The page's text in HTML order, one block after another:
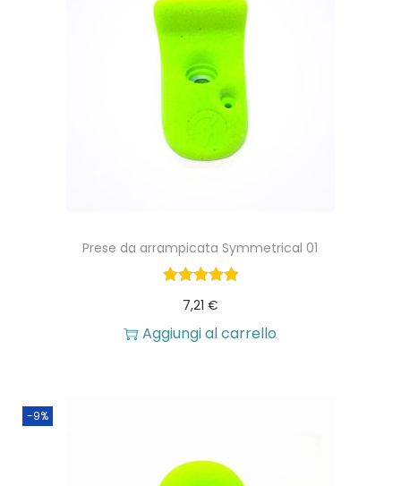
Prese da arrampicata Symmetrical 01
7,21 €
Aggiungi al carrello
-9%